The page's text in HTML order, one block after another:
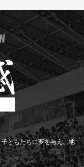
どもたちに夢を与え、地